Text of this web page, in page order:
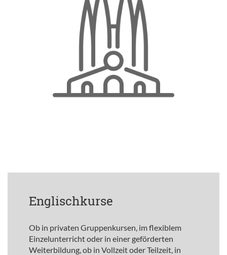
Englischkurse
Ob in privaten Gruppenkursen, im flexiblem
Einzelunterricht oder in einer geförderten
Weiterbildung, ob in Vollzeit oder Teilzeit, in